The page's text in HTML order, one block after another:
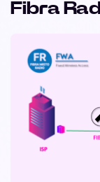
Fibra